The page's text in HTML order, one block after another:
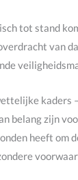
tot stand
van
kaders
belang zijn
heeft